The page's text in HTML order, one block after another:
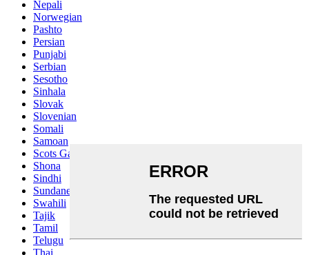
Nepali
Norwegian
Pashto
Persian
Punjabi
Serbian
Sesotho
Sinhala
Slovak
Slovenian
Somali
Samoan
Scots Gaelic
Shona
Sindhi
Sundanese
Swahili
Tajik
Tamil
Telugu